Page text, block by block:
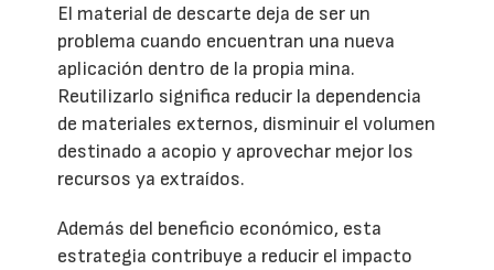
El material de descarte deja de ser un
problema cuando encuentran una nueva
aplicación dentro de la propia mina.
Reutilizarlo significa reducir la dependencia
de materiales externos, disminuir el volumen
destinado a acopio y aprovechar mejor los
recursos ya extraídos.
Además del beneficio económico, esta
estrategia contribuye a reducir el impacto